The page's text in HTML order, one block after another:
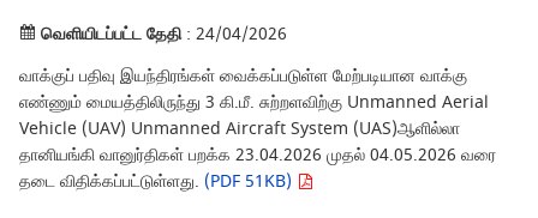
வெளியிடப்பட்ட தேதி: 24/04/2026
வாக்குப் பதிவு இயந்திரங்கள் வைக்கப்படுள்ள மேற்படியான வாக்கு
எண்ணும் மையத்திலிருந்து 3 கி.மீ. சுற்றளவிற்கு Unmanned Aerial
Vehicle (UAV) Unmanned Aircraft System (UAS)ஆளில்லா
தானியங்கி வானுர்திகள் பறக்க 23.04.2026 முதல் 04.05.2026 வரை
தடை விதிக்கப்பட்டுள்ளது. (PDF 51KB)